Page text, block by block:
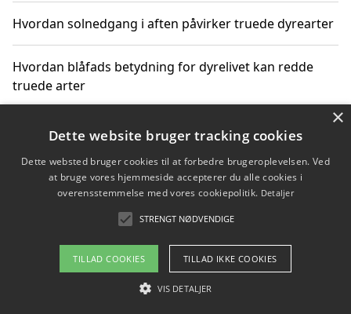
Hvordan solnedgang i aften påvirker truede dyrearter
Hvordan blåfads betydning for dyrelivet kan redde
truede arter
Hvordan kan gaver til unge voksne støtte bevarelsen
Copyright 2026 - Pilanto Aps
Om / kontakt
Blog Betingelser
×
Dette website bruger tracking cookies
Dette websted bruger cookies til at forbedre brugeroplevelsen. Ved
at bruge vores hjemmeside accepterer du alle cookies i
overensstemmelse med vores cookiepolitik. Detaljer
STRENGT NØDVENDIGE
TILLAD COOKIES TILLAD IKKE COOKIES
VIS DETALJER